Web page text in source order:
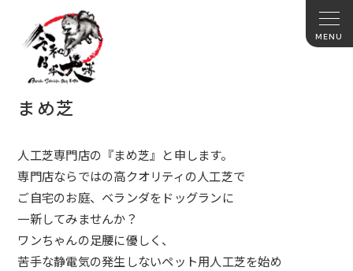
まめ芝
人工芝専門店の『まめ芝』と申します。
専門店ならではの高クオリティの人工芝で
ご自宅のお庭、ベランダをドッグランに
一新してみませんか？
ワンちゃんの足腰に優しく、
苦手な静電気の発生しないペット用人工芝を始め